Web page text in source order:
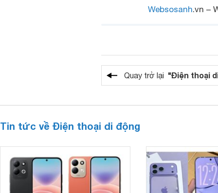
Websosanh.vn –
Quay trở lại "Điện thoại
Tin tức về Điện thoại di động